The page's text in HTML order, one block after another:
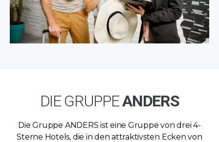
DIE GRUPPEANDERS
Die Gruppe ANDERS ist eine Gruppe von drei 4-
Sterne Hotels, die in den attraktivsten Ecken von